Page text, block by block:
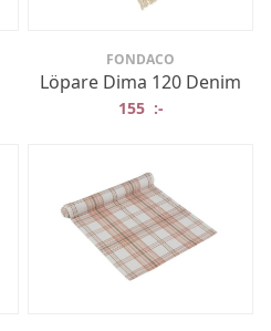
FONDACO
Löpare Dima 120 Denim
155 :-